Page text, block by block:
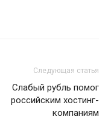
Следующая статья
Слабый рубль помог
российским хостинг-
компаниям